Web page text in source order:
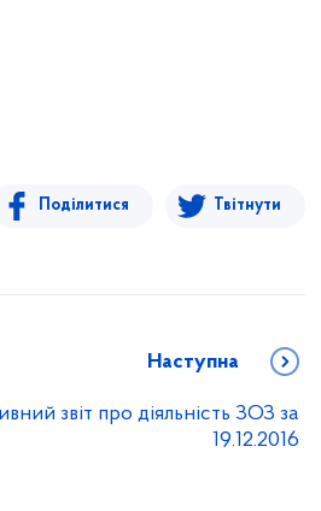
Поділитися Твітнути
Наступна
звіт про діяльність ЗОЗ за
19.12.2016